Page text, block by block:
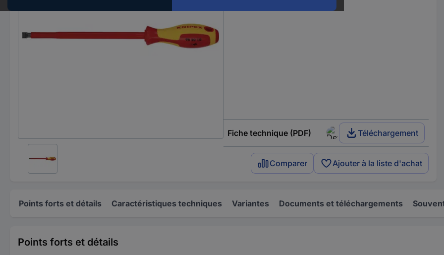
Fiche technique (PDF) Téléchargement
Comparer Ajouter à la liste d'achat
Points forts et détails Caractéristiques techniques Variantes Documents et téléchargements
Points forts et détails